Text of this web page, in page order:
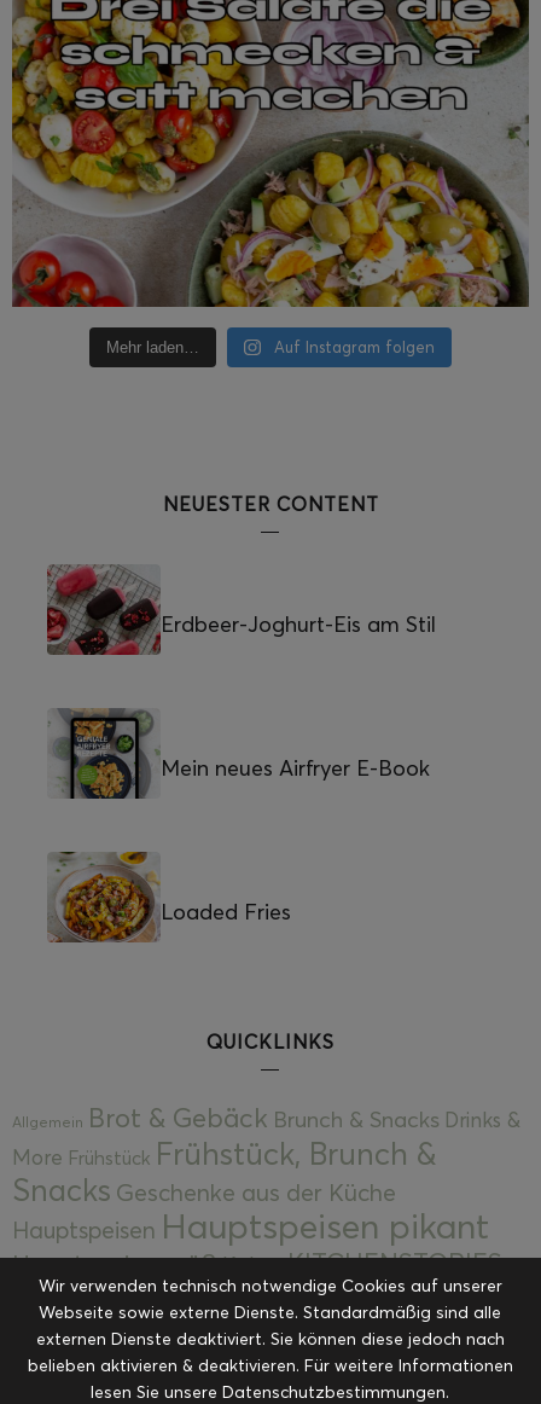
Mehr laden… Auf Instagram folgen
NEUESTER CONTENT
Erdbeer-Joghurt-Eis am Stil
Mein neues Airfryer E-Book
Loaded Fries
QUICKLINKS
Allgemein Brot & Gebäck Brunch & Snacks Drinks &
More Frühstück Frühstück, Brunch &
Snacks Geschenke aus der Küche
Hauptspeisen Hauptspeisen pikant
Hauptspeisen süßKekseKITCHENSTORIES
Kuchen, Torten & Desserts Kuchen und
Desserts Kulinarik Kulinarische Mitbringsel &
Eingemachtes Ohne Kategorie Ostern Resteküche
Wir verwenden technisch notwendige Cookies auf unserer
Webseite sowie externe Dienste. Standardmäßig sind alle
externen Dienste deaktiviert. Sie können diese jedoch nach
belieben aktivieren & deaktivieren. Für weitere Informationen
lesen Sie unsere Datenschutzbestimmungen.